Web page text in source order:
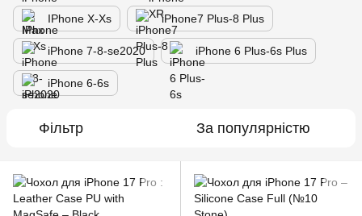
IPhone X-Xs iPhone7 Plus-8 Plus
iPhone 7-8-se2020 iPhone 6 Plus-6s Plus
iPhone 6-6s
Фільтр За популярністю